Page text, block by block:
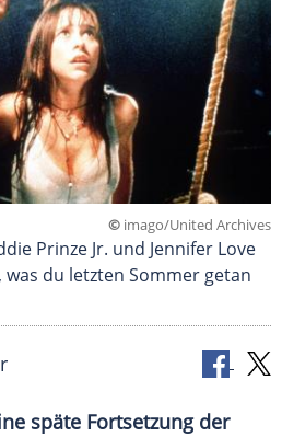
© imago/United Archives
Prinze Jr. und Jennifer Love
du letzten Sommer getan
späte Fortsetzung der